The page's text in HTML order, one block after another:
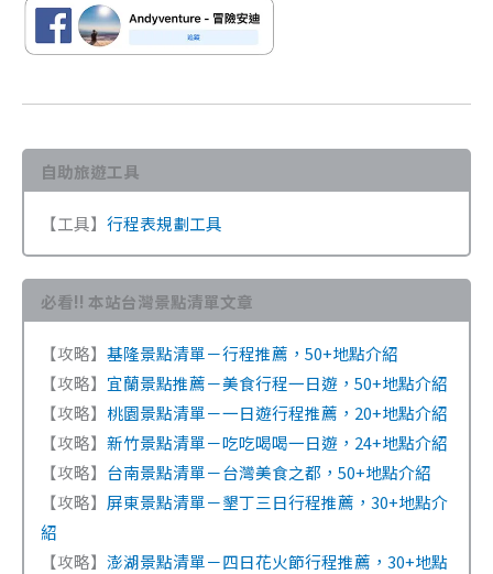
自助旅遊工具
【工具】 行程表規劃工具
必看!! 本站台灣景點清單文章
【攻略】 基隆景點清單－行程推薦，50+地點介紹
【攻略】 宜蘭景點推薦－美食行程一日遊，50+地點介紹
【攻略】 桃園景點清單－一日遊行程推薦，20+地點介紹
【攻略】 新竹景點清單－吃吃喝喝一日遊，24+地點介紹
【攻略】 台南景點清單－台灣美食之都，50+地點介紹
【攻略】 屏東景點清單－墾丁三日行程推薦，30+地點介
紹
【攻略】 澎湖景點清單－四日花火節行程推薦，30+地點